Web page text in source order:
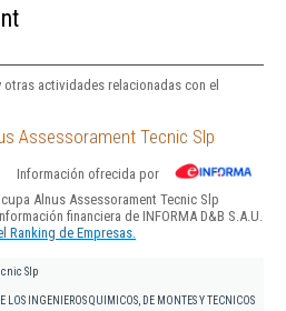
actividades relacionadas con el
Assessorament Tecnic Slp
Información ofrecida por
Alnus Assessorament Tecnic Slp
financiera de INFORMA D&B S.A.U.
Ranking de Empresas.
Slp
INGENIEROS QUIMICOS, DE MONTES Y TECNICOS